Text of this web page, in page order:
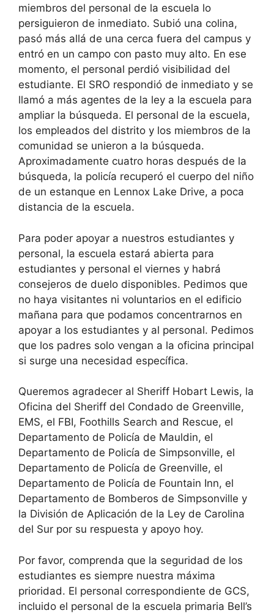
miembros del personal de la escuela lo
persiguieron de inmediato. Subió una colina,
pasó más allá de una cerca fuera del campus y
entró en un campo con pasto muy alto. En ese
momento, el personal perdió visibilidad del
estudiante. El SRO respondió de inmediato y se
llamó a más agentes de la ley a la escuela para
ampliar la búsqueda. El personal de la escuela,
los empleados del distrito y los miembros de la
comunidad se unieron a la búsqueda.
Aproximadamente cuatro horas después de la
búsqueda, la policía recuperó el cuerpo del niño
de un estanque en Lennox Lake Drive, a poca
distancia de la escuela.
Para poder apoyar a nuestros estudiantes y
personal, la escuela estará abierta para
estudiantes y personal el viernes y habrá
consejeros de duelo disponibles. Pedimos que
no haya visitantes ni voluntarios en el edificio
mañana para que podamos concentrarnos en
apoyar a los estudiantes y al personal. Pedimos
que los padres solo vengan a la oficina principal
si surge una necesidad específica.
Queremos agradecer al Sheriff Hobart Lewis, la
Oficina del Sheriff del Condado de Greenville,
EMS, el FBI, Foothills Search and Rescue, el
Departamento de Policía de Mauldin, el
Departamento de Policía de Simpsonville, el
Departamento de Policía de Greenville, el
Departamento de Policía de Fountain Inn, el
Departamento de Bomberos de Simpsonville y
la División de Aplicación de la Ley de Carolina
del Sur por su respuesta y apoyo hoy.
Por favor, comprenda que la seguridad de los
estudiantes es siempre nuestra máxima
prioridad. El personal correspondiente de GCS,
incluido el personal de la escuela primaria Bell’s